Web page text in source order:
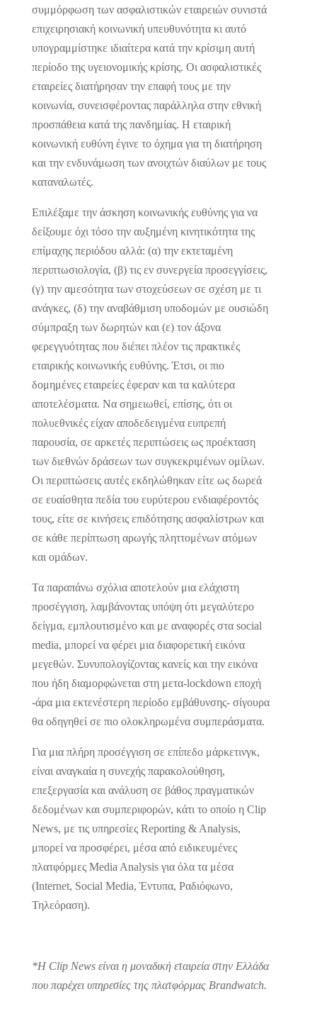
συμμόρφωση των ασφαλιστικών εταιρειών συνιστά
επιχειρησιακή κοινωνική υπευθυνότητα κι αυτό
υπογραμμίστηκε ιδιαίτερα κατά την κρίσιμη αυτή
περίοδο της υγειονομικής κρίσης. Οι ασφαλιστικές
εταιρείες διατήρησαν την επαφή τους με την
κοινωνία, συνεισφέροντας παράλληλα στην εθνική
προσπάθεια κατά της πανδημίας. Η εταιρική
κοινωνική ευθύνη έγινε το όχημα για τη διατήρηση
και την ενδυνάμωση των ανοιχτών διαύλων με τους
καταναλωτές.
Επιλέξαμε την άσκηση κοινωνικής ευθύνης για να
δείξουμε όχι τόσο την αυξημένη κινητικότητα της
επίμαχης περιόδου αλλά: (α) την εκτεταμένη
περιπτωσιολογία, (β) τις εν συνεργεία προσεγγίσεις,
(γ) την αμεσότητα των στοχεύσεων σε σχέση με τι
ανάγκες, (δ) την αναβάθμιση υποδομών με ουσιώδη
σύμπραξη των δωρητών και (ε) τον άξονα
φερεγγυότητας που διέπει πλέον τις πρακτικές
εταιρικής κοινωνικής ευθύνης. Έτσι, οι πιο
δομημένες εταιρείες έφεραν και τα καλύτερα
αποτελέσματα. Να σημειωθεί, επίσης, ότι οι
πολυεθνικές είχαν αποδεδειγμένα ευπρεπή
παρουσία, σε αρκετές περιπτώσεις ως προέκταση
των διεθνών δράσεων των συγκεκριμένων ομίλων.
Οι περιπτώσεις αυτές εκδηλώθηκαν είτε ως δωρεά
σε ευαίσθητα πεδία του ευρύτερου ενδιαφέροντός
τους, είτε σε κινήσεις επιδότησης ασφαλίστρων και
σε κάθε περίπτωση αρωγής πληττομένων ατόμων
και ομάδων.
Τα παραπάνω σχόλια αποτελούν μια ελάχιστη
προσέγγιση, λαμβάνοντας υπόψη ότι μεγαλύτερο
δείγμα, εμπλουτισμένο και με αναφορές στα social
media, μπορεί να φέρει μια διαφορετική εικόνα
μεγεθών. Συνυπολογίζοντας κανείς και την εικόνα
που ήδη διαμορφώνεται στη μετα-lockdown εποχή
-άρα μια εκτενέστερη περίοδο εμβάθυνσης- σίγουρα
θα οδηγηθεί σε πιο ολοκληρωμένα συμπεράσματα.
Για μια πλήρη προσέγγιση σε επίπεδο μάρκετινγκ,
είναι αναγκαία η συνεχής παρακολούθηση,
επεξεργασία και ανάλυση σε βάθος πραγματικών
δεδομένων και συμπεριφορών, κάτι το οποίο η Clip
News, με τις υπηρεσίες Reporting & Analysis,
μπορεί να προσφέρει, μέσα από ειδικευμένες
πλατφόρμες Media Analysis για όλα τα μέσα
(Internet, Social Media, Έντυπα, Ραδιόφωνο,
Τηλεόραση).
*Η Clip News είναι η μοναδική εταιρεία στην Ελλάδα
που παρέχει υπηρεσίες της πλατφόρμας Brandwatch.